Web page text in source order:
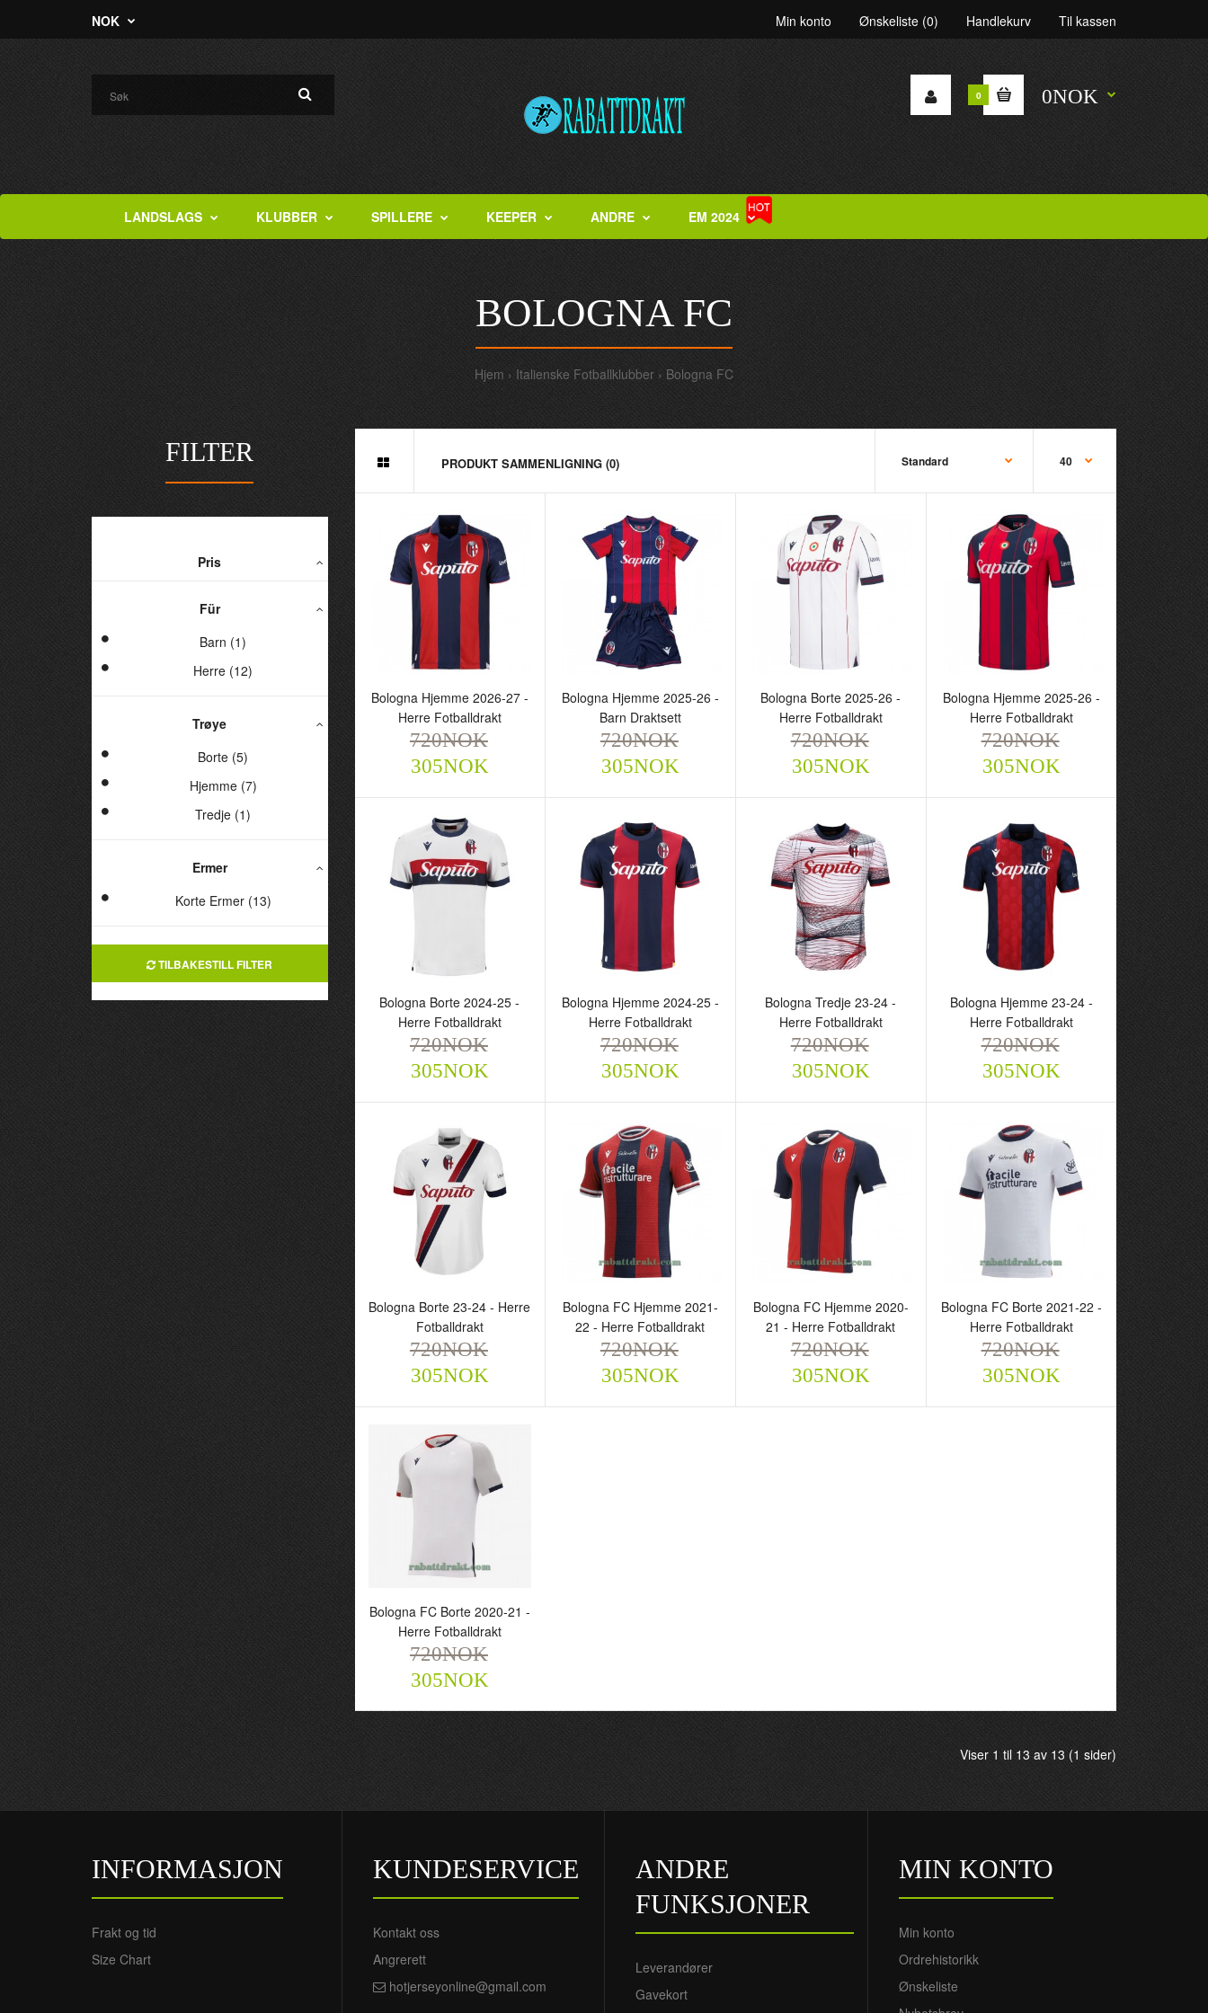
Min konto Ønskeliste (0) Handlekurv Til kassen
NOK
0 0NOK
LANDSLAGS KLUBBER SPILLERE KEEPER ANDRE EM 2024
BOLOGNA FC
Hjem Italienske Fotballklubber Bologna FC
FILTER
Pris
Für
Barn (1)
Herre (12)
Trøye
Borte (5)
Hjemme (7)
Tredje (1)
Ermer
Korte Ermer (13)
TILBAKESTILL FILTER
PRODUKT SAMMENLIGNING (0)
Bologna Hjemme 2026-27 -
Herre Fotballdrakt
720NOK 305NOK
Bologna Hjemme 2025-26 -
Barn Draktsett
720NOK 305NOK
Bologna Borte 2025-26 -
Herre Fotballdrakt
720NOK 305NOK
Bologna Hjemme 2025-26 -
Herre Fotballdrakt
720NOK 305NOK
Bologna Borte 2024-25 -
Herre Fotballdrakt
720NOK 305NOK
Bologna Hjemme 2024-25 -
Herre Fotballdrakt
720NOK 305NOK
Bologna Tredje 23-24 -
Herre Fotballdrakt
720NOK 305NOK
Bologna Hjemme 23-24 -
Herre Fotballdrakt
720NOK 305NOK
Bologna Borte 23-24 -
Herre Fotballdrakt
720NOK
Bologna FC Hjemme 2021-
22 - Herre Fotballdrakt
720NOK
Bologna FC Hjemme 2020-
21 - Herre Fotballdrakt
720NOK
Bologna FC Borte 2021-22
- Herre Fotballdrakt
720NOK
720NOK
Bologna Hjemme 2026-27 -
Herre Fotballdrakt
720NOK
305NOK
Bologna Hjemme 2025-26 -
Barn Draktsett
720NOK
305NOK
Bologna Borte 2025-26 -
Herre Fotballdrakt
720NOK
305NOK
Bologna Hjemme 2025-26 -
Herre Fotballdrakt
720NOK
305NOK
Bologna Borte 2024-25 -
Herre Fotballdrakt
720NOK
305NOK
Bologna Hjemme 2024-25 -
Herre Fotballdrakt
720NOK
305NOK
Bologna Tredje 23-24 -
Herre Fotballdrakt
720NOK
305NOK
Bologna Hjemme 23-24 -
Herre Fotballdrakt
720NOK
305NOK
Bologna Borte 23-24 - Herre
Fotballdrakt
720NOK
305NOK
Bologna FC Hjemme 2021-
22 - Herre Fotballdrakt
720NOK
305NOK
Bologna FC Hjemme 2020-
21 - Herre Fotballdrakt
720NOK
305NOK
Bologna FC Borte 2021-22 -
Herre Fotballdrakt
720NOK
305NOK
Bologna FC Borte 2020-21 -
Herre Fotballdrakt
720NOK
305NOK
Viser 1 til 13 av 13 (1 sider)
INFORMASJON
Frakt og tid
Size Chart
KUNDESERVICE
Kontakt oss
Angrerett
hotjerseyonline@gmail.com
ANDRE
FUNKSJONER
Leverandører
Gavekort
MIN KONTO
Min konto
Ordrehistorikk
Ønskeliste